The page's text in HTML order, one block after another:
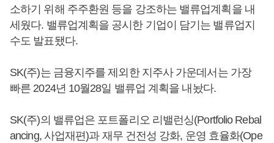
소하기 위해 주주환원 등을 강조하는 밸류업계획을 내
세웠다. 밸류업계획을 공시한 기업이 담기는 밸류업지
수도 발표됐다.
SK(주)는 금융지주를 제외한 지주사 가운데서는 가장
빠른 2024년 10월28일 밸류업 계획을 내놨다.
SK(주)의 밸류업은 포트폴리오 리밸런싱(Portfolio Rebal
ancing, 사업재편)과 재무 건전성 강화, 운영 효율화(Ope